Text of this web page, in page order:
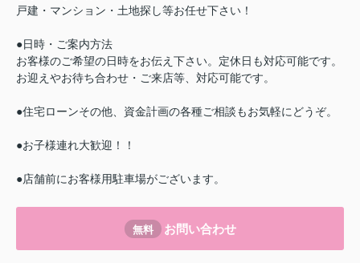
戸建・マンション・土地探し等お任せ下さい！
●日時・ご案内方法
お客様のご希望の日時をお伝え下さい。定休日も対応可能です。
お迎えやお待ち合わせ・ご来店等、対応可能です。
●住宅ローンその他、資金計画の各種ご相談もお気軽にどうぞ。
●お子様連れ大歓迎！！
●店舗前にお客様用駐車場がございます。
無料 お問い合わせ